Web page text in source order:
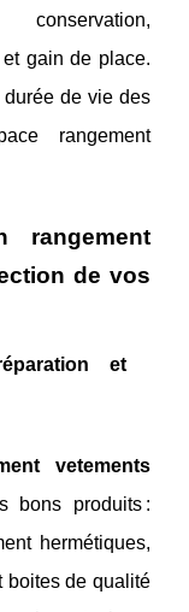
gain de place.
de vie des
rangement
rangement
de vos
et
vetements
bons produits :
hermétiques,
boites de qualité